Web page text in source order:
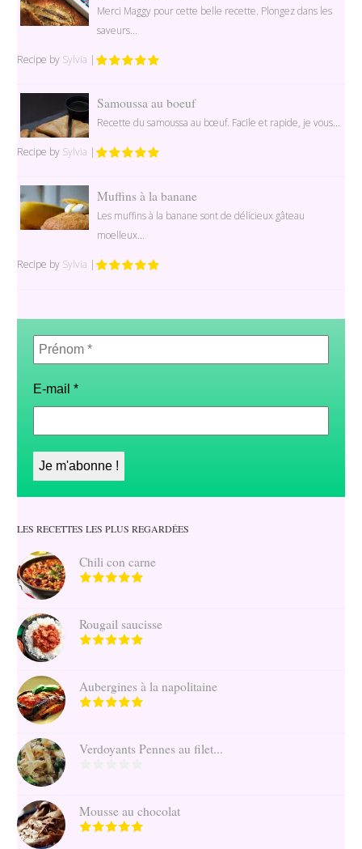
Merci Maggy pour cette belle recette. Plongez dans les
saveurs...
Recipe by Sylvia |
Samoussa au boeuf
Recette du samoussa au bœuf. Facile et rapide, je vous...
Recipe by Sylvia |
Muffins à la banane
Les muffins à la banane sont de délicieux gâteau
moelleux...
Recipe by Sylvia |
Prénom
E-mail*
LES RECETTES LES PLUS REGARDÉES
Chili con carne
Rougail saucisse
Aubergines à la napolitaine
Verdoyants Pennes au filet...
Mousse au chocolat